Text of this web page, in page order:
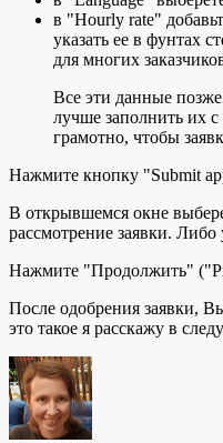
в "Hourly rate"
указать ее в фунтах
для многих
Все эти данные
лучше заполнить их
грамотно, чтобы
Нажмите кнопку "Submit
В открывшемся окне
рассмотрение заявки. Либо
Нажмите "Продолжить"
После одобрения заявки,
это такое я расскажу в